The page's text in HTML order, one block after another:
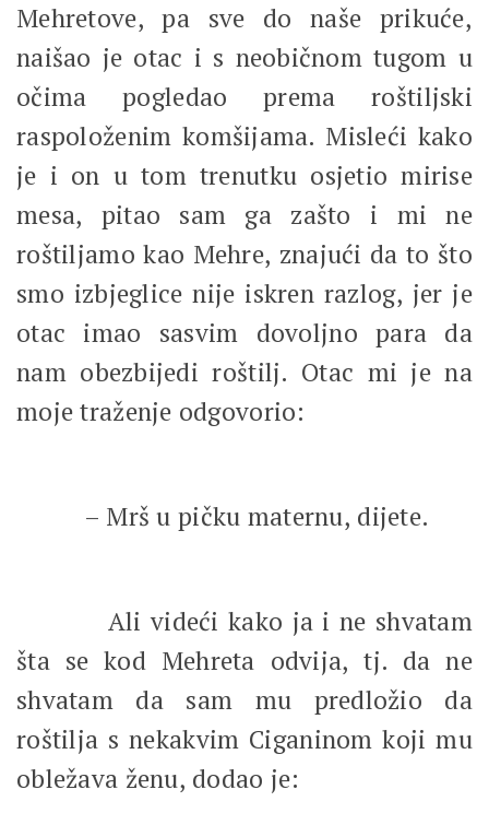
Mehretove, pa sve do naše prikuće,
naišao je otac i s neobičnom tugom u
očima pogledao prema roštiljski
raspoloženim komšijama. Misleći kako
je i on u tom trenutku osjetio mirise
mesa, pitao sam ga zašto i mi ne
roštiljamo kao Mehre, znajući da to što
smo izbjeglice nije iskren razlog, jer je
otac imao sasvim dovoljno para da
nam obezbijedi roštilj. Otac mi je na
moje traženje odgovorio:
– Mrš u pičku maternu, dijete.
Ali videći kako ja i ne shvatam
šta se kod Mehreta odvija, tj. da ne
shvatam da sam mu predložio da
roštilja s nekakvim Ciganinom koji mu
obležava ženu, dodao je: